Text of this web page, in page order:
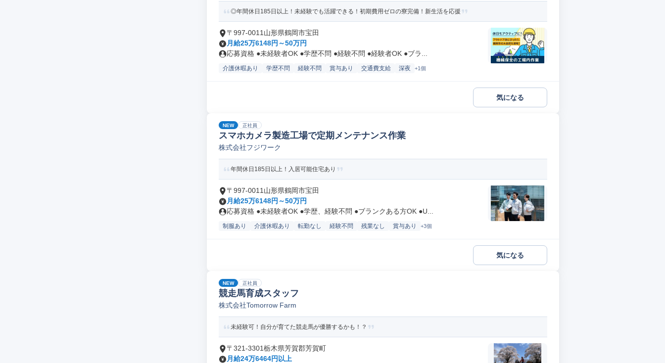
◎年間休日185日以上！未経験でも活躍できる！初期費用ゼロの寮完備！新生活を応援
〒997-0011山形県鶴岡市宝田
月給25万6148円～50万円
応募資格 ●未経験者OK ●学歴不問 ●経験不問 ●経験者OK ●ブラ...
介護休暇あり 学歴不問 経験不問 賞与あり 交通費支給 深夜 +1個
気になる
NEW 正社員
スマホカメラ製造工場で定期メンテナンス作業
株式会社フジワーク
年間休日185日以上！入居可能住宅あり
〒997-0011山形県鶴岡市宝田
月給25万6148円～50万円
応募資格 ●未経験者OK ●学歴、経験不問 ●ブランクある方OK ●U...
制服あり 介護休暇あり 転勤なし 経験不問 残業なし 賞与あり +3個
気になる
NEW 正社員
競走馬育成スタッフ
株式会社Tomorrow Farm
未経験可！自分が育てた競走馬が優勝するかも！？
〒321-3301栃木県芳賀郡芳賀町
月給24万6464円以上